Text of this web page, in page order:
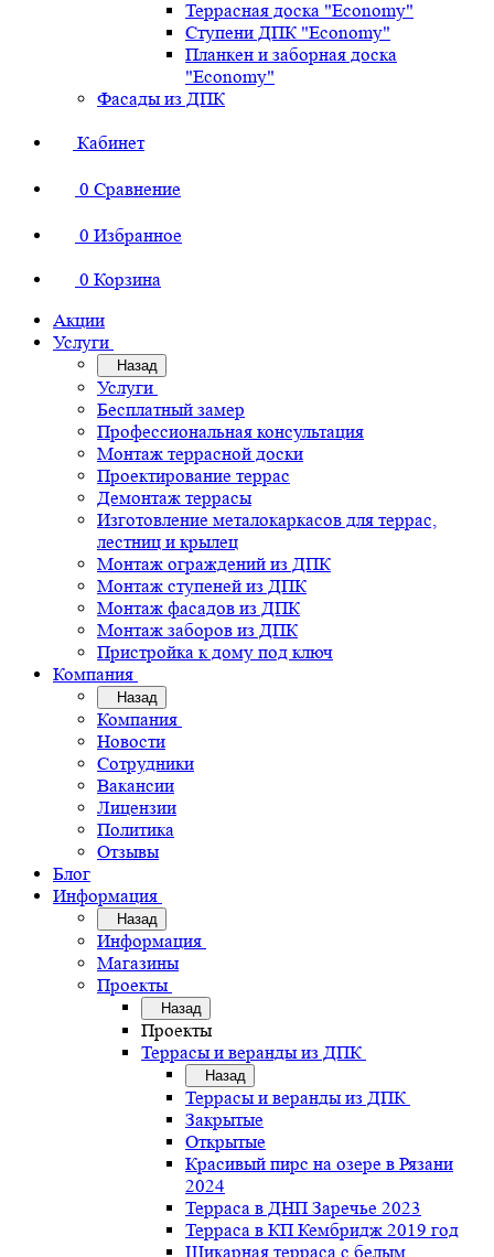
Террасная доска "Economy"
Ступени ДПК "Economy"
Планкен и заборная доска
"Economy"
Фасады из ДПК
Кабинет
0 Сравнение
0 Избранное
0 Корзина
Акции
Услуги
Назад
Услуги
Бесплатный замер
Профессиональная консультация
Монтаж террасной доски
Проектирование террас
Демонтаж террасы
Изготовление металокаркасов для террас,
лестниц и крылец
Монтаж ограждений из ДПК
Монтаж ступеней из ДПК
Монтаж фасадов из ДПК
Монтаж заборов из ДПК
Пристройка к дому под ключ
Компания
Назад
Компания
Новости
Сотрудники
Вакансии
Лицензии
Политика
Отзывы
Блог
Информация
Назад
Информация
Магазины
Проекты
Назад
Проекты
Террасы и веранды из ДПК
Назад
Террасы и веранды из ДПК
Закрытые
Открытые
Красивый пирс на озере в Рязани
2024
Терраса в ДНП Заречье 2023
Терраса в КП Кембридж 2019 год
Шикарная терраса с белым